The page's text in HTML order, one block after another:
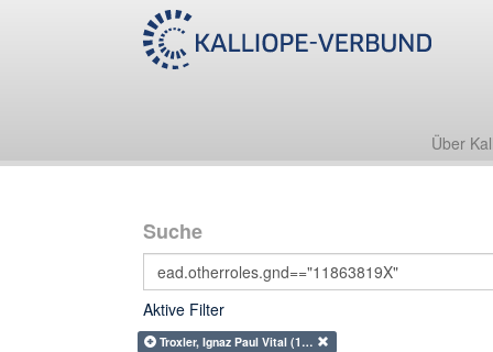
Über
Suche
Aktive Filter
Troxler, Ignaz Paul Vital (1…